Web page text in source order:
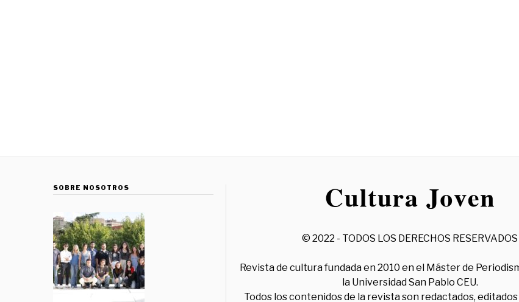
SOBRE NOSOTROS
© 2022 - TODOS LOS DERECHOS RESERVADOS
Revista de cultura fundada en 2010 en el Máster de
la Universidad San Pablo CEU.
Todos los contenidos de la revista son redactados,